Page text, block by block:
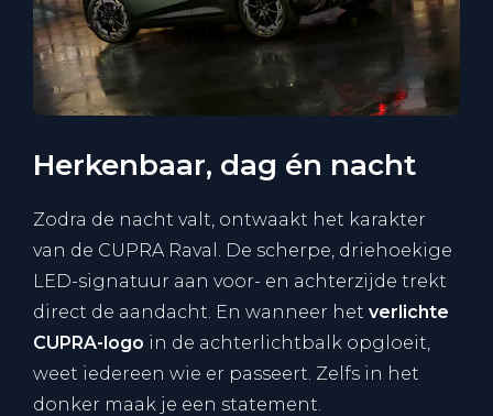
Herkenbaar, dag én nacht
Zodra de nacht valt, ontwaakt het karakter
van de CUPRA Raval. De scherpe, driehoekige
LED-signatuur aan voor- en achterzijde trekt
direct de aandacht. En wanneer het verlichte
CUPRA-logo in de achterlichtbalk opgloeit,
weet iedereen wie er passeert. Zelfs in het
donker maak je een statement.